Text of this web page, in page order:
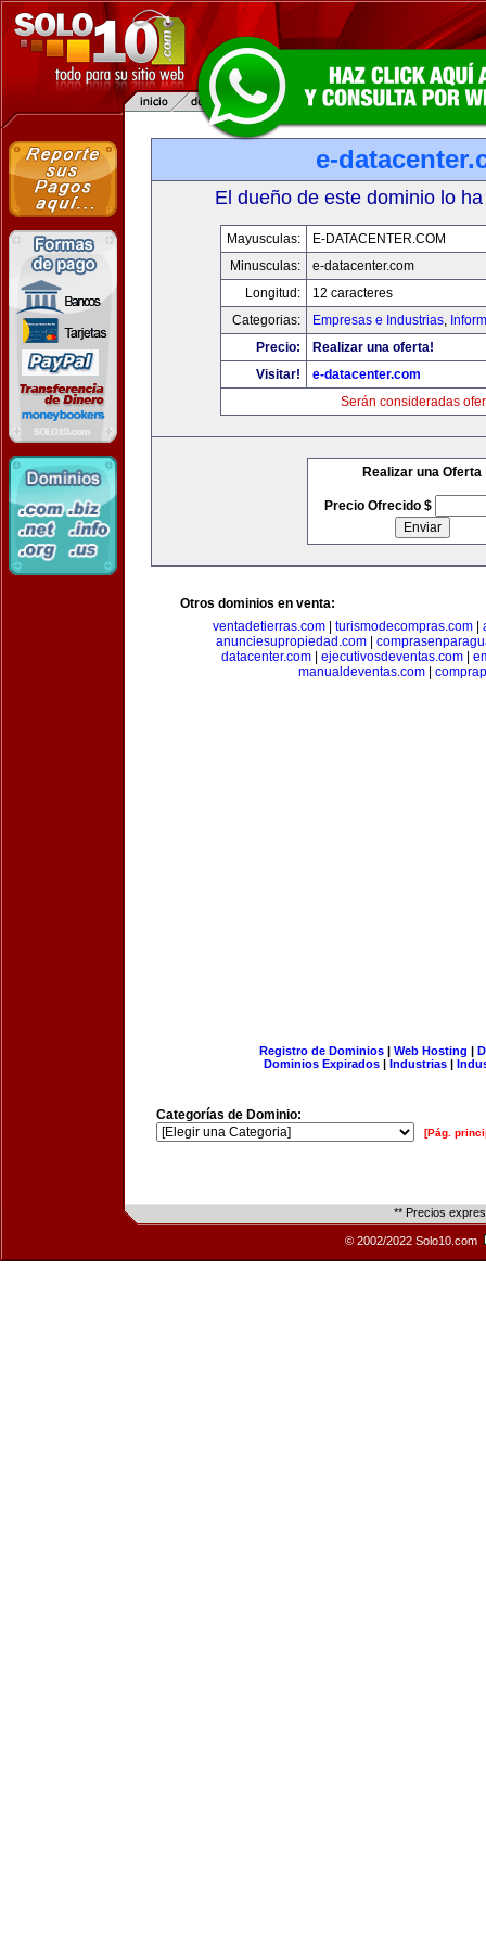
e-
El dueño de este dominio lo
Mayusculas:
E-DATACENTER.COM
Minusculas:
e-datacenter.com
Longitud:
12 caracteres
Categorias:
Empresas e Industrias,
Precio:
Realizar una oferta!
Visitar!
e-datacenter.com
Serán consideradas
Realizar una Oferta
Precio Ofrecido $
Otros dominios en venta:
ventadetierras.com
turismodecompras.com
anunciesupropiedad.com|
datacenter.com
ejecutivosdeventas.com
manualdeventas.com|
Registro de Dominios| Web Hosting |
Dominios Expirados | Industrias |
Categorías de Dominio:
[Pág.
** Precios
© 2002/2022 Solo10.com